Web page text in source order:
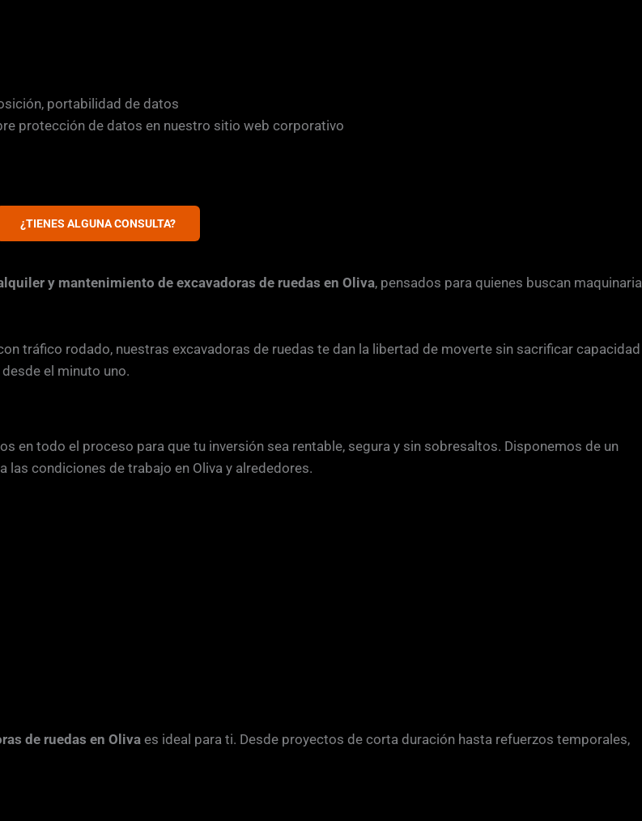
portabilidad de datos
protección de datos en nuestro sitio web corporativo
¿TIENES ALGUNA CONSULTA?
y mantenimiento de excavadoras de ruedas en Oliva, pensados para quienes buscan maquinaria
tráfico rodado, nuestras excavadoras de ruedas te dan la libertad de moverte sin sacrificar capacidad
el minuto uno.
en todo el proceso para que tu inversión sea rentable, segura y sin sobresaltos. Disponemos de un
condiciones de trabajo en Oliva y alrededores.
de ruedas en Oliva es ideal para ti. Desde proyectos de corta duración hasta refuerzos temporales,